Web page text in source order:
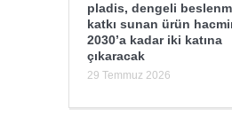
pladis, dengeli
katkı sunan ürün
2030’a kadar iki katına
çıkaracak
29 Temmuz 2026